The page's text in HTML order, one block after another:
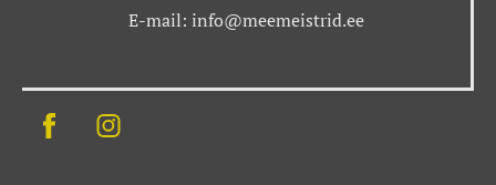
E-mail: info@meemeistrid.ee